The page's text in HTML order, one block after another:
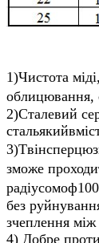
1)Чистота
облицювання,
2)Сталевий
стальякий
3)Tвінcперцю
зможе
радіусомoф
без
зчеплення
4) Добре